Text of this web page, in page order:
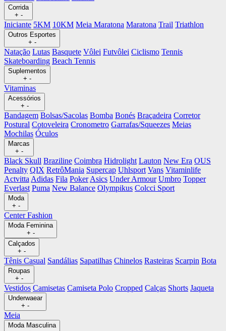
Corrida
+ -
Iniciante 5KM 10KM Meia Maratona Maratona Trail Triathlon
Outros Esportes
+ -
Natação Lutas Basquete Vôlei Futvôlei Ciclismo Tennis
Skateboarding Beach Tennis
Suplementos
+ -
Vitaminas
Acessórios
+ -
Bandagem Bolsas/Sacolas Bomba Bonés Braçadeira Corretor
Postural Cotoveleira Cronometro Garrafas/Squeezes Meias
Mochilas Óculos
Marcas
+ -
Black Skull Braziline Coimbra Hidrolight Lauton New Era OUS
Penalty QIX RetrôMania Supercap Uhlsport Vans Vitaminlife
Actvitta Adidas Fila Poker Asics Under Armour Umbro Topper
Everlast Puma New Balance Olympikus Colcci Sport
Moda
+ -
Center Fashion
Moda Feminina
+ -
Calçados
+ -
Tênis Casual Sandálias Sapatilhas Chinelos Rasteiras Scarpin Bota
Roupas
+ -
Vestidos Camisetas Camiseta Polo Cropped Calças Shorts Jaqueta
Underwaear
+ -
Meia
Moda Masculina